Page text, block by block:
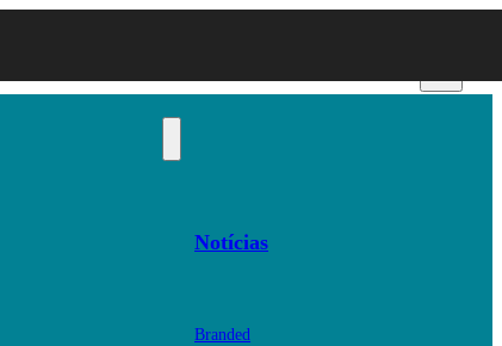
Notícias
Branded